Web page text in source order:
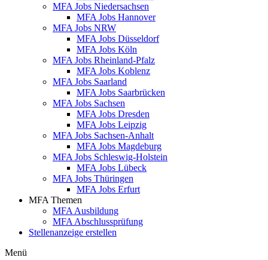
MFA Jobs Niedersachsen
MFA Jobs Hannover
MFA Jobs NRW
MFA Jobs Düsseldorf
MFA Jobs Köln
MFA Jobs Rheinland-Pfalz
MFA Jobs Koblenz
MFA Jobs Saarland
MFA Jobs Saarbrücken
MFA Jobs Sachsen
MFA Jobs Dresden
MFA Jobs Leipzig
MFA Jobs Sachsen-Anhalt
MFA Jobs Magdeburg
MFA Jobs Schleswig-Holstein
MFA Jobs Lübeck
MFA Jobs Thüringen
MFA Jobs Erfurt
MFA Themen
MFA Ausbildung
MFA Abschlussprüfung
Stellenanzeige erstellen
Menü